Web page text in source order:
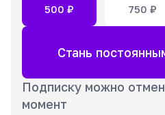
500 ₽ 750 ₽
Стань
Подписку можно
момент